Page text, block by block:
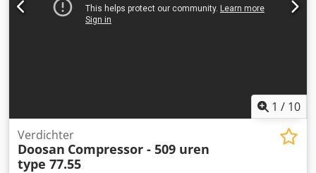
1 / 10
Verdichter
Doosan Compressor - 509 uren
type 77.55